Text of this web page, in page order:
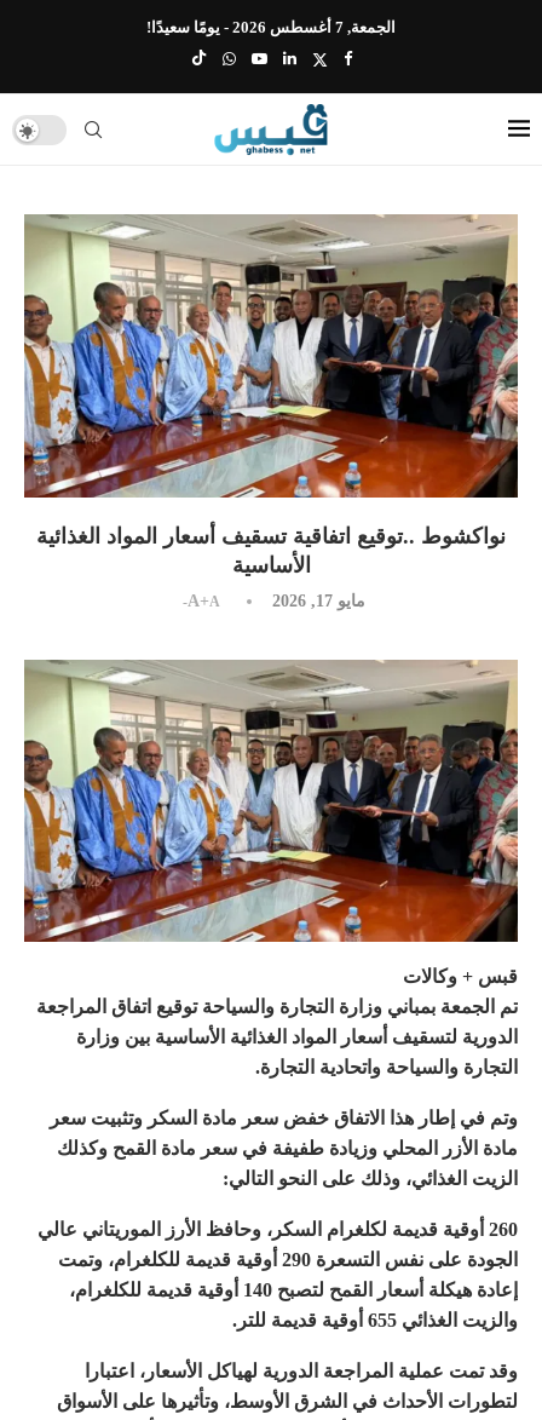
الجمعة, 7 أغسطس 2026 - يومًا سعيدًا!
نواكشوط ..توقيع اتفاقية تسقيف أسعار المواد الغذائية
الأساسية
مايو 17, 2026 A+A-
قبس + وكالات
تم الجمعة بمباني وزارة التجارة والسياحة توقيع اتفاق المراجعة
الدورية لتسقيف أسعار المواد الغذائية الأساسية بين وزارة
التجارة والسياحة واتحادية التجارة.
وتم في إطار هذا الاتفاق خفض سعر مادة السكر وتثبيت سعر
مادة الأزر المحلي وزيادة طفيفة في سعر مادة القمح وكذلك
الزيت الغذائي، وذلك على النحو التالي:
260 أوقية قديمة لكلغرام السكر، وحافظ الأرز الموريتاني عالي
الجودة على نفس التسعرة 290 أوقية قديمة للكلغرام، وتمت
إعادة هيكلة أسعار القمح لتصبح 140 أوقية قديمة للكلغرام،
والزيت الغذائي 655 أوقية قديمة للتر.
وقد تمت عملية المراجعة الدورية لهياكل الأسعار، اعتبارا
لتطورات الأحداث في الشرق الأوسط، وتأثيرها على الأسواق